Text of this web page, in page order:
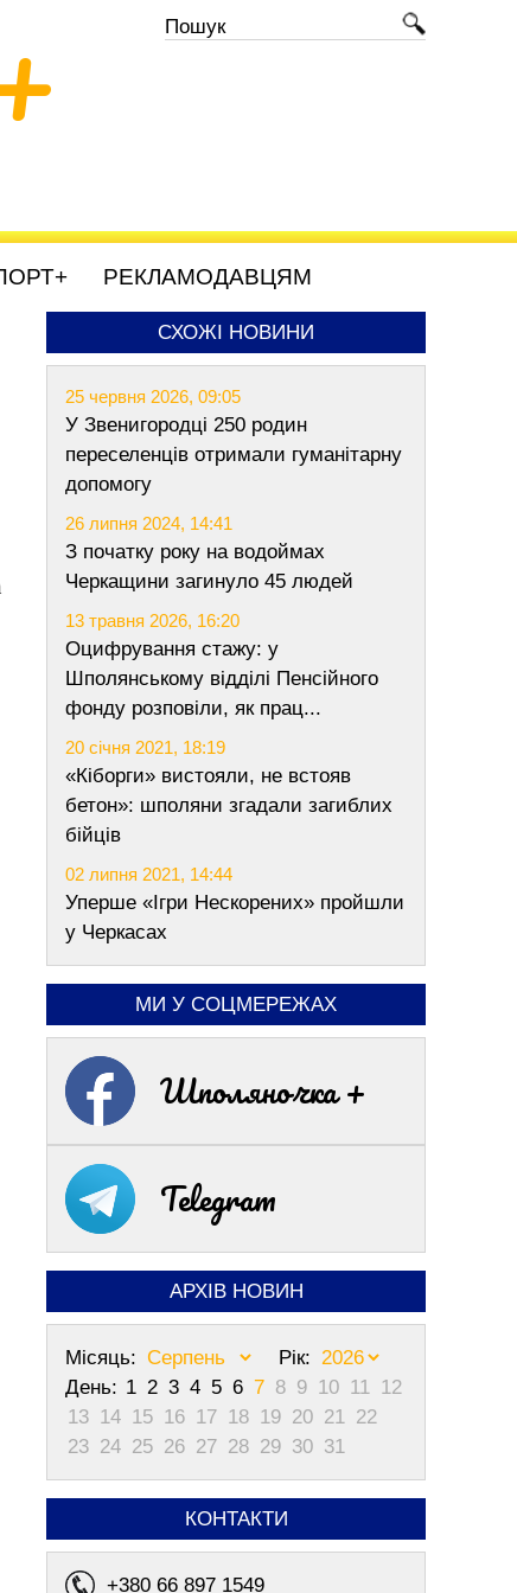
РЕКЛАМОДАВЦЯМ
СХОЖІ НОВИНИ
25 червня 2026, 09:05
У Звенигородці 250 родин
переселенців отримали гуманітарну
допомогу
26 липня 2024, 14:41
З початку року на водоймах
Черкащини загинуло 45 людей
13 травня 2026, 16:20
Оцифрування стажу: у
Шполянському відділі Пенсійного
фонду розповіли, як прац...
20 січня 2021, 18:19
«Кіборги» вистояли, не встояв
бетон»: шполяни згадали загиблих
бійців
02 липня 2021, 14:44
Уперше «Ігри Нескорених» пройшли
у Черкасах
МИ У СОЦМЕРЕЖАХ
Шполяночка +
Telegram
АРХІВ НОВИН
Місяць:
Рік:
День: 1 2 3 4 5 6 7 8 9 10 11 12
13 14 15 16 17 18 19 20 21 22
23 24 25 26 27 28 29 30 31
КОНТАКТИ
+380 66 897 1549